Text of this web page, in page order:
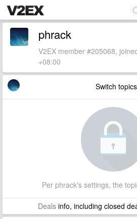
phrack
V2EX member #205068,
+08:00
Switch
Per phrack's settings, the
Dealsinfo, including closed